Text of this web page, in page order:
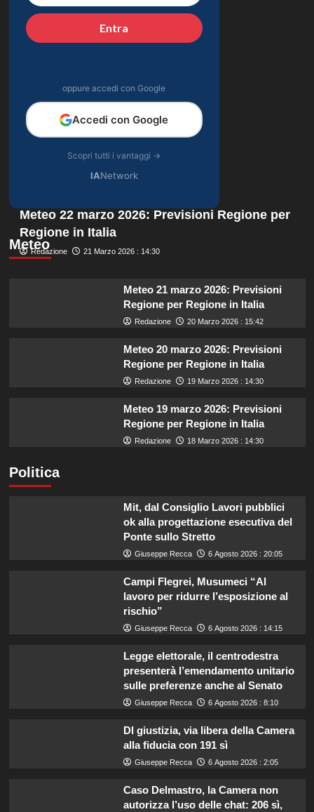
Entra
oppure accedi con Google
Accedi con Google
Scopri tutti i vantaggi →
IANetwork
Meteo
Meteo 22 marzo 2026: Previsioni Regione per
Regione in Italia
Redazione 21 Marzo 2026 : 14:30
Meteo 21 marzo 2026: Previsioni
Regione per Regione in Italia
Redazione 20 Marzo 2026 : 15:42
Meteo 20 marzo 2026: Previsioni
Regione per Regione in Italia
Redazione 19 Marzo 2026 : 14:30
Meteo 19 marzo 2026: Previsioni
Regione per Regione in Italia
Redazione 18 Marzo 2026 : 14:30
Politica
Mit, dal Consiglio Lavori pubblici
ok alla progettazione esecutiva del
Ponte sullo Stretto
Giuseppe Recca 6 Agosto 2026 : 20:05
Campi Flegrei, Musumeci “Al
lavoro per ridurre l’esposizione al
rischio”
Giuseppe Recca 6 Agosto 2026 : 14:15
Legge elettorale, il centrodestra
presenterà l’emendamento unitario
sulle preferenze anche al Senato
Giuseppe Recca 6 Agosto 2026 : 8:10
Dl giustizia, via libera della Camera
alla fiducia con 191 sì
Giuseppe Recca 6 Agosto 2026 : 2:05
Caso Delmastro, la Camera non
autorizza l’uso delle chat: 206 sì,